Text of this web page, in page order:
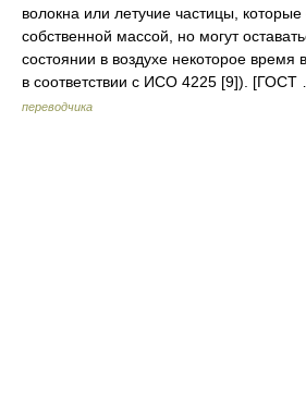
волокна или летучие частицы,
собственной массой, но могут
состоянии в воздухе некоторое время
в соответствии с ИСО 4225 [9]).
переводчика